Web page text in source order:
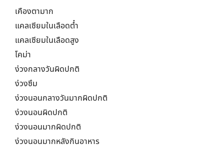
เคืองตามาก
แคลเซียมในเลือดต๋ำ
แคลเซียมในเลือดสูง
โคม่า
ง่วงกลางวันผิดปกติ
ง่วงซึม
ง่วงนอนกลางวันมากผิดปกติ
ง่วงนอนผิดปกติ
ง่วงนอนมากผิดปกติ
ง่วงนอนมากหลังกินอาหาร